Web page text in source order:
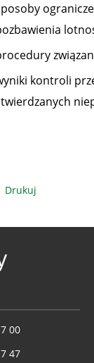
kontroli
Drukuj
00
47